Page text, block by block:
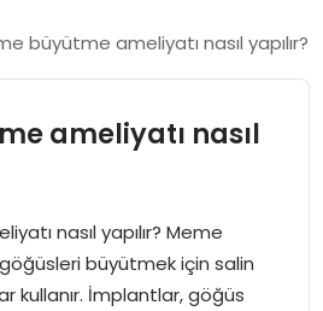
büyütme ameliyatı nasıl yapılır?
ameliyatı nasıl
nasıl yapılır? Meme
büyütmek için salin
kullanır. İmplantlar, göğüs